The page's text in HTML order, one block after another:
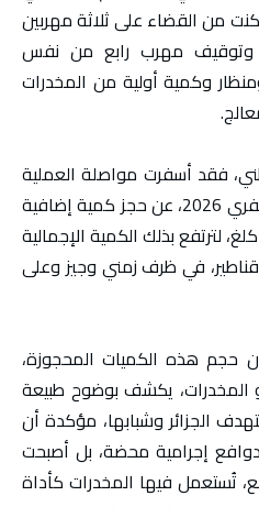
مكنت من القضاء على ثلاثة مهربين
وتوقيف مهرب رابع من نفس
وكمية أولية من المخدرات
فقد أسفرت مواصلة العملية
في المنطقة نفسها، يوم 2 فيفري 2026، عن حجز كمية إضافية
من الكيف المعالج تُقدَّر بـ280 كلغ، لترتفع بذلك الكمية الإجمالية
في ظرف زمني وجيز وعلى
حجم هذه الكميات المحجوزة،
المخدرات، يكشف بوضوح طبيعة
الجزائر وشبابها، مؤكدة أن
إجرامية محضة، بل أصبحت
تُستعمل فيها المخدرات كأداة